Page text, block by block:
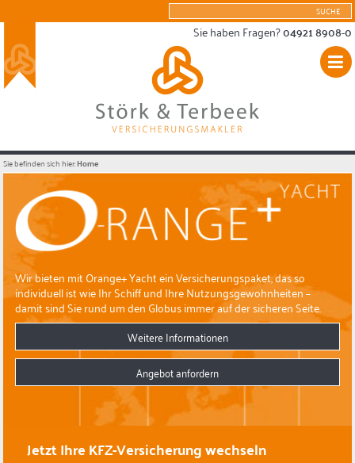
Sie haben Fragen?04921 8908-0
Sie befinden sich hier:Home
Wir bieten mit Orange+ Yacht ein Versicherungspaket, das so
individuell ist wie Ihr Schiff und Ihre Nutzungsgewohnheiten –
damit sind Sie rund um den Globus immer auf der sicheren Seite.
Weitere Informationen
Angebot anfordern
Jetzt Ihre KFZ-Versicherung wechseln